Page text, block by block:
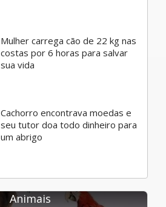
Mulher carrega cão de 22 kg nas
costas por 6 horas para salvar
sua vida
Cachorro encontrava moedas e
seu tutor doa todo dinheiro para
um abrigo
Animais